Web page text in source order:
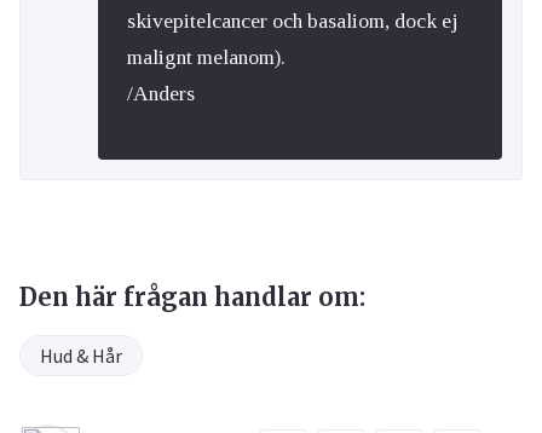
skivepitelcancer och basaliom, dock ej
malignt melanom).
/Anders
Den här frågan handlar om:
Hud & Hår